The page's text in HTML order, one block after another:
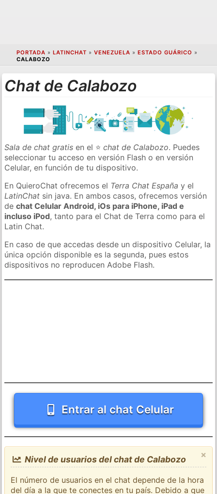
PORTADA » LATINCHAT » VENEZUELA » ESTADO GUÁRICO »
CALABOZO
Chat de Calabozo
Sala de chat gratis en el ⭐chat de Calabozo. Puedes
seleccionar tu acceso en versión Flash o en versión
Celular, en función de tu dispositivo.
En QuieroChat ofrecemos el Terra Chat España y el
LatinChat sin java. En ambos casos, ofrecemos versión
dechat Celular Android, iOs para iPhone, iPad e
incluso iPod, tanto para el Chat de Terra como para el
Latin Chat.
En caso de que accedas desde un dispositivo Celular, la
única opción disponible es la segunda, pues estos
dispositivos no reproducen Adobe Flash.
Entrar al chat Celular
×
Nivel de usuarios del chat de Calabozo
El número de usuarios en el chat depende de la hora
del día a la que te conectes en tu país. Debido a que